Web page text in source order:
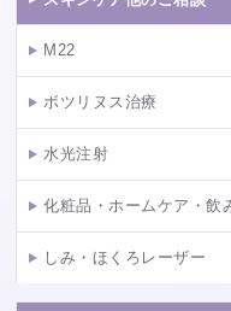
M22
ボツリヌス治療
水光注射
化粧品・ホームケア・飲
しみ・ほくろレーザー